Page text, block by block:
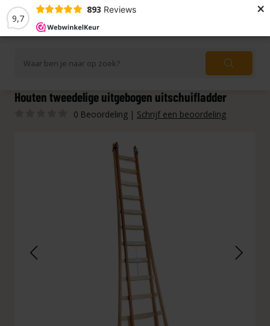
9,7
893 Reviews ×
Houten tweedelige uitgebogen uitschuifladder
0 Beoordeling | Schrijf een beoordeling